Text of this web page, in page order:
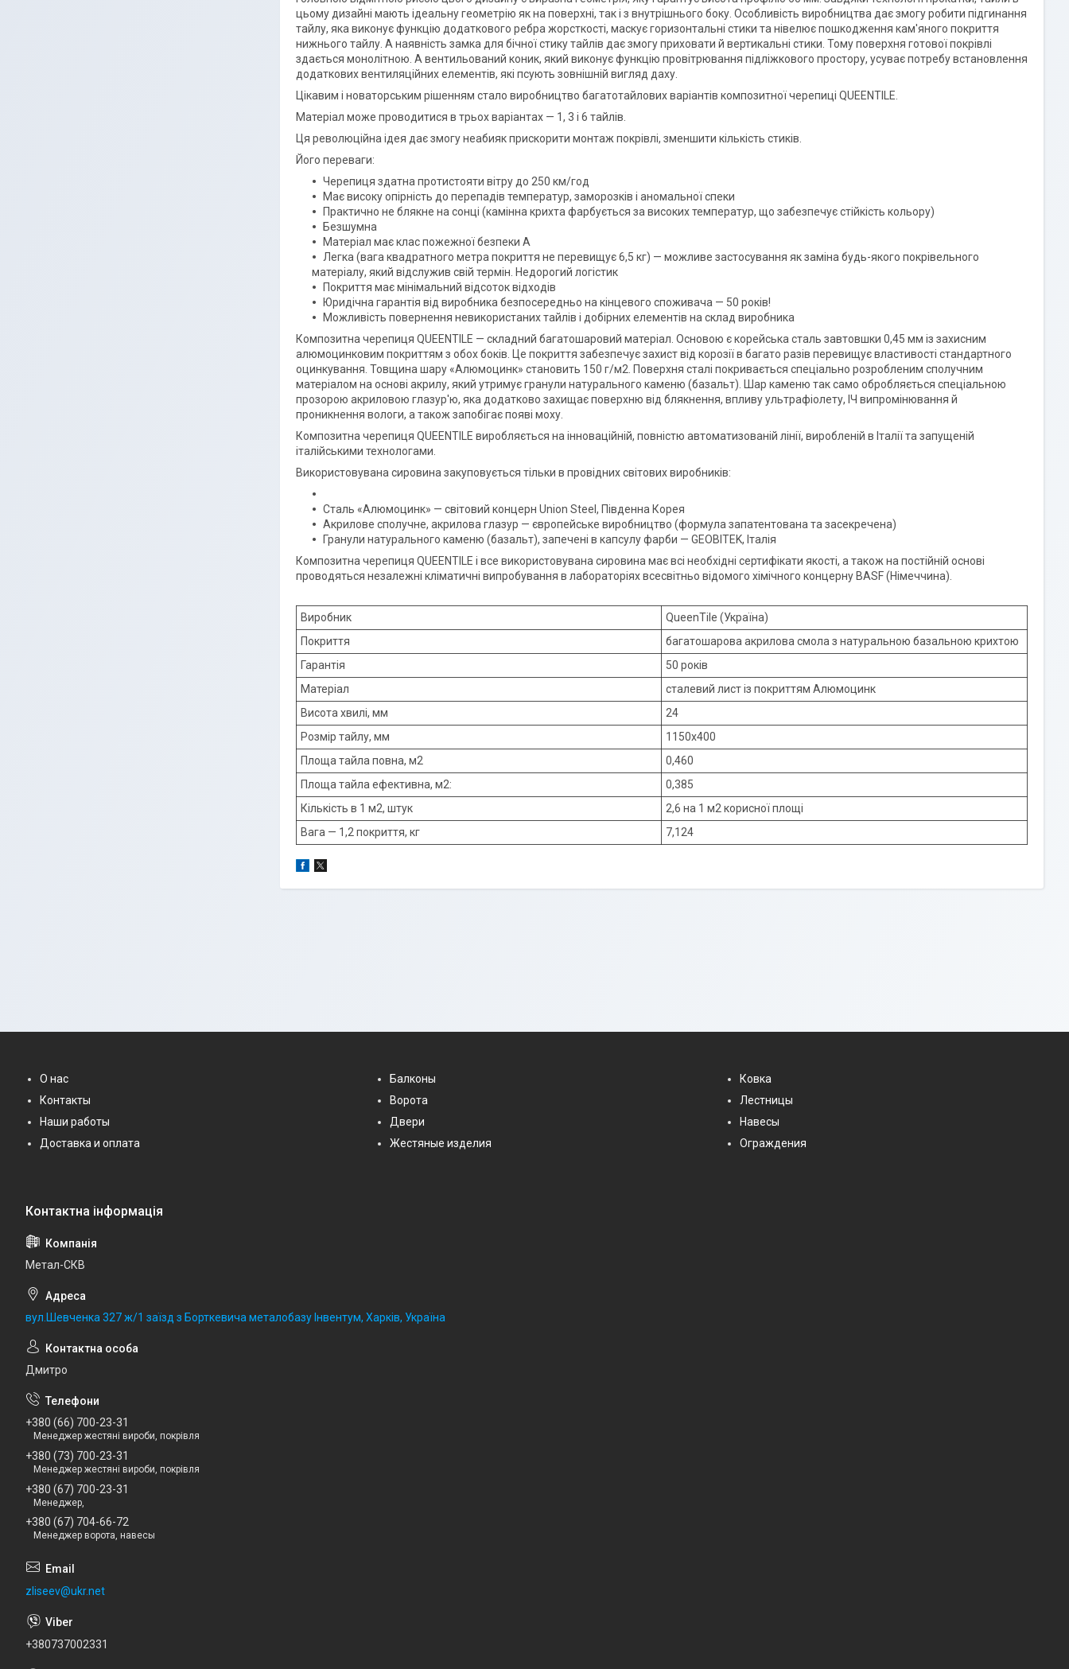
цьому дизайні мають ідеальну геометрію як на поверхні, так і з внутрішнього боку. Особливість виробництва дає змогу робити підгинання
тайлу, яка виконує функцію додаткового ребра жорсткості, маскує горизонтальні стики та нівелює пошкодження кам'яного покриття
нижнього тайлу. А наявність замка для бічної стику тайлів дає змогу приховати й вертикальні стики. Тому поверхня готової покрівлі
здається монолітною. А вентильований коник, який виконує функцію провітрювання підліжкового простору, усуває потребу встановлення
додаткових вентиляційних елементів, які псують зовнішній вигляд даху.
Цікавим і новаторським рішенням стало виробництво багатотайлових варіантів композитної черепиці QUEENTILE.
Матеріал може проводитися в трьох варіантах — 1, 3 і 6 тайлів.
Ця революційна ідея дає змогу неабияк прискорити монтаж покрівлі, зменшити кількість стиків.
Його переваги:
Черепиця здатна протистояти вітру до 250 км/год
Має високу опірність до перепадів температур, заморозків і аномальної спеки
Практично не блякне на сонці (камінна крихта фарбується за високих температур, що забезпечує стійкість кольору)
Безшумна
Матеріал має клас пожежної безпеки А
Легка (вага квадратного метра покриття не перевищує 6,5 кг) — можливе застосування як заміна будь-якого покрівельного
матеріалу, який відслужив свій термін. Недорогий логістик
Покриття має мінімальний відсоток відходів
Юридічна гарантія від виробника безпосередньо на кінцевого споживача — 50 років!
Можливість повернення невикористаних тайлів і добірних елементів на склад виробника
Композитна черепиця QUEENTILE — складний багатошаровий матеріал. Основою є корейська сталь завтовшки 0,45 мм із захисним
алюмоцинковим покриттям з обох боків. Це покриття забезпечує захист від корозії в багато разів перевищує властивості стандартного
оцинкування. Товщина шару «Алюмоцинк» становить 150 г/м2. Поверхня сталі покривається спеціально розробленим сполучним
матеріалом на основі акрилу, який утримує гранули натурального каменю (базальт). Шар каменю так само обробляється спеціальною
прозорою акриловою глазур'ю, яка додатково захищає поверхню від блякнення, впливу ультрафіолету, ІЧ випромінювання й
проникнення вологи, а також запобігає появі моху.
Композитна черепиця QUEENTILE виробляється на інноваційній, повністю автоматизованій лінії, виробленій в Італії та запущеній
італійськими технологами.
Використовувана сировина закуповується тільки в провідних світових виробників:
Сталь «Алюмоцинк» — світовий концерн Union Steel, Південна Корея
Акрилове сполучне, акрилова глазур — європейське виробництво (формула запатентована та засекречена)
Гранули натурального каменю (базальт), запечені в капсулу фарби — GEOBITEK, Італія
Композитна черепиця QUEENTILE і все використовувана сировина має всі необхідні сертифікати якості, а також на постійній основі
проводяться незалежні кліматичні випробування в лабораторіях всесвітньо відомого хімічного концерну BASF (Німеччина).
Виробник
QueenTile (Україна)
Покриття
багатошарова акрилова смола з натуральною базальною крихтою
Гарантія
50 років
Матеріал
сталевий лист із покриттям Алюмоцинк
Висота хвилі, мм
24
Розмір тайлу, мм
1150х400
Площа тайла повна, м2
0,460
Площа тайла ефективна, м2:
0,385
Кількість в 1 м2, штук
2,6 на 1 м2 корисної площі
Вага — 1,2 покриття, кг
7,124
О нас
Контакты
Наши работы
Доставка и оплата
Балконы
Ворота
Двери
Жестяные изделия
Ковка
Лестницы
Навесы
Ограждения
Метал-СКВ
вул.Шевченка 327 ж/1 заїзд з Борткевича металобазу Інвентум, Харків, Україна
Дмитро
+380 (66) 700-23-31
Менеджер жестяні вироби, покрівля
+380 (73) 700-23-31
Менеджер жестяні вироби, покрівля
+380 (67) 700-23-31
Менеджер,
+380 (67) 704-66-72
Менеджер ворота, навесы
zliseev@ukr.net
+380737002331